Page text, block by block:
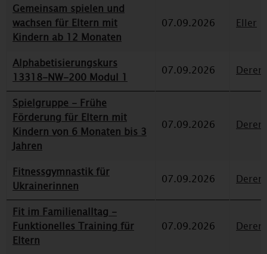
Gemeinsam spielen und
wachsen für Eltern mit
Kindern ab 12 Monaten
07.09.2026 Eller
Alphabetisierungskurs
13318-NW-200 Modul 1
07.09.2026
Spielgruppe - Frühe
Förderung für Eltern mit
Kindern von 6 Monaten bis 3
Jahren
07.09.2026
Fitnessgymnastik für
Ukrainerinnen
07.09.2026
Fit im Familienalltag -
Funktionelles Training für
Eltern
07.09.2026